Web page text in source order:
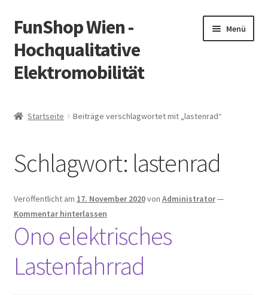
Zur
Navigation
springen
Zum
Inhalt
springen
FunShop Wien -
Hochqualitative
Elektromobilität
Menü
Vorsicht Internetbetrug
Über FunShop
Impressum
Zum Onlineshop in der Web Version
Startseite Beiträge verschlagwortet mit „lastenrad“
Schlagwort: lastenrad
Veröffentlicht am 17. November 2020von Administrator—
Kommentar hinterlassen
Ono elektrisches
Lastenfahrrad